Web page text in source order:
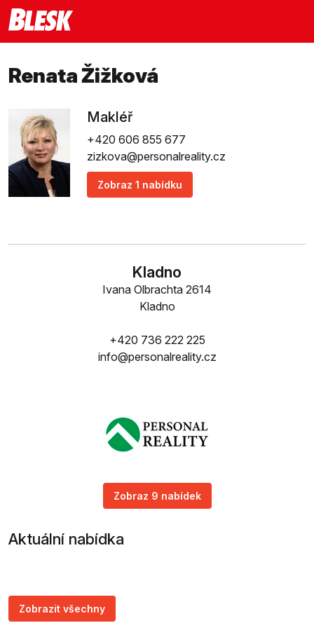
Renata Žižková
Makléř
+420 606 855 677
zizkova@personalreality.cz
Zobraz 1 nabídku
Kladno
Ivana Olbrachta 2614
Kladno
+420 736 222 225
info@personalreality.cz
Zobraz 9 nabídek
Aktuální nabídka
Zobrazit všechny